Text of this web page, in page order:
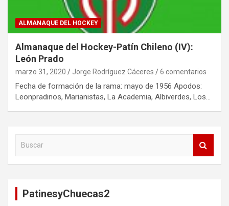
ALMANAQUE DEL HOCKEY
Almanaque del Hockey-Patín Chileno (IV):
León Prado
marzo 31, 2020 Jorge Rodríguez Cáceres 6 comentarios
Fecha de formación de la rama: mayo de 1956 Apodos:
Leonpradinos, Marianistas, La Academia, Albiverdes, Los…
PatinesyChuecas2